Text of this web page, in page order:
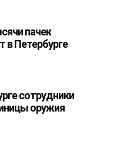
пачек
в Петербурге
сотрудники
оружия